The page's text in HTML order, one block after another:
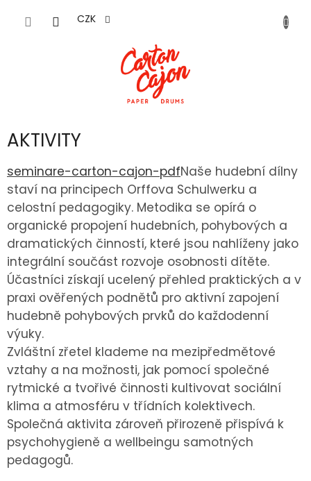
CZK
AKTIVITY
seminare-carton-cajon-pdfNaše hudební dílny
staví na principech Orffova Schulwerku a
celostní pedagogiky. Metodika se opírá o
organické propojení hudebních, pohybových a
dramatických činností, které jsou nahlíženy jako
integrální součást rozvoje osobnosti dítěte.
Účastníci získají ucelený přehled praktických a v
praxi ověřených podnětů pro aktivní zapojení
hudebně pohybových prvků do každodenní
výuky.
Zvláštní zřetel klademe na mezipředmětové
vztahy a na možnosti, jak pomocí společné
rytmické a tvořivé činnosti kultivovat sociální
klima a atmosféru v třídních kolektivech.
Společná aktivita zároveň přirozeně přispívá k
psychohygieně a wellbeingu samotných
pedagogů.